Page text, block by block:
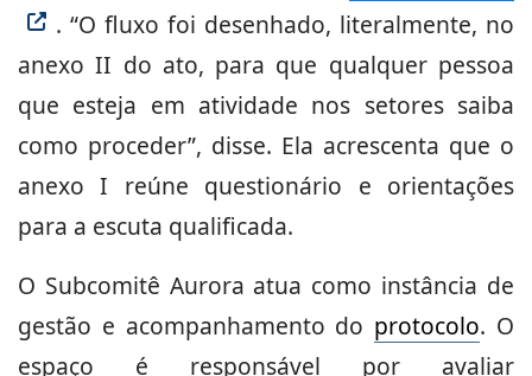
. “O fluxo foi desenhado, literalmente, no
anexo II do ato, para que qualquer pessoa
que esteja em atividade nos setores saiba
como proceder”, disse. Ela acrescenta que o
anexo I reúne questionário e orientações
para a escuta qualificada.
O Subcomitê Aurora atua como instância de
gestão e acompanhamento do protocolo. O
espaço é responsável por avaliar